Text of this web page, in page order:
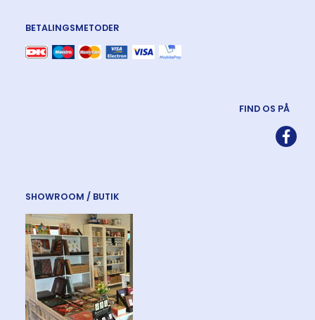
BETALINGSMETODER
FIND OS PÅ
SHOWROOM / BUTIK